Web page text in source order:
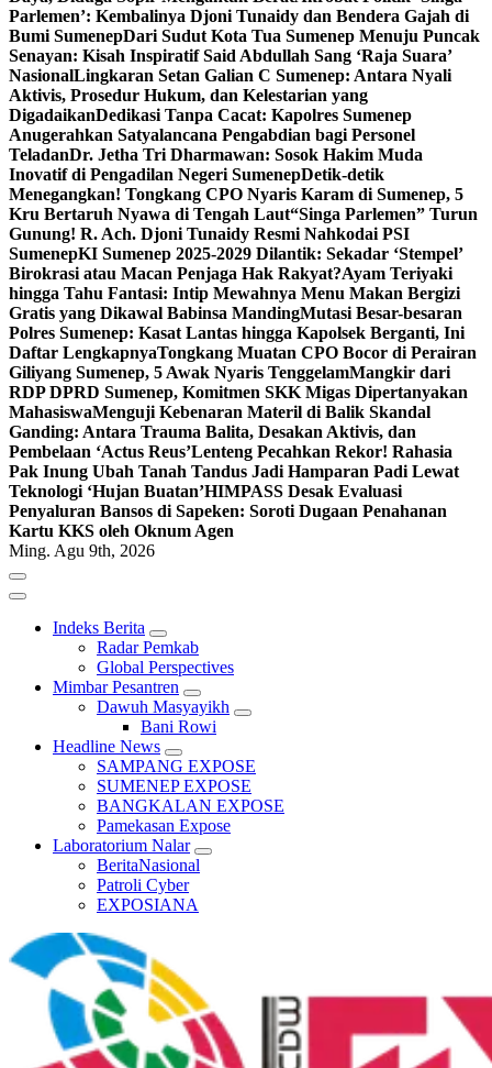
Parlemen’: Kembalinya Djoni Tunaidy dan Bendera Gajah di
Bumi SumenepDari Sudut Kota Tua Sumenep Menuju Puncak
Senayan: Kisah Inspiratif Said Abdullah Sang ‘Raja Suara’
NasionalLingkaran Setan Galian C Sumenep: Antara Nyali
Aktivis, Prosedur Hukum, dan Kelestarian yang
DigadaikanDedikasi Tanpa Cacat: Kapolres Sumenep
Anugerahkan Satyalancana Pengabdian bagi Personel
TeladanDr. Jetha Tri Dharmawan: Sosok Hakim Muda
Inovatif di Pengadilan Negeri SumenepDetik-detik
Menegangkan! Tongkang CPO Nyaris Karam di Sumenep, 5
Kru Bertaruh Nyawa di Tengah Laut“Singa Parlemen” Turun
Gunung! R. Ach. Djoni Tunaidy Resmi Nahkodai PSI
SumenepKI Sumenep 2025-2029 Dilantik: Sekadar ‘Stempel’
Birokrasi atau Macan Penjaga Hak Rakyat?Ayam Teriyaki
hingga Tahu Fantasi: Intip Mewahnya Menu Makan Bergizi
Gratis yang Dikawal Babinsa MandingMutasi Besar-besaran
Polres Sumenep: Kasat Lantas hingga Kapolsek Berganti, Ini
Daftar LengkapnyaTongkang Muatan CPO Bocor di Perairan
Giliyang Sumenep, 5 Awak Nyaris TenggelamMangkir dari
RDP DPRD Sumenep, Komitmen SKK Migas Dipertanyakan
MahasiswaMenguji Kebenaran Materil di Balik Skandal
Ganding: Antara Trauma Balita, Desakan Aktivis, dan
Pembelaan ‘Actus Reus’Lenteng Pecahkan Rekor! Rahasia
Pak Inung Ubah Tanah Tandus Jadi Hamparan Padi Lewat
Teknologi ‘Hujan Buatan’HIMPASS Desak Evaluasi
Penyaluran Bansos di Sapeken: Soroti Dugaan Penahanan
Kartu KKS oleh Oknum Agen
Ming. Agu 9th, 2026
Indeks Berita
Radar Pemkab
Global Perspectives
Mimbar Pesantren
Dawuh Masyayikh
Bani Rowi
Headline News
SAMPANG EXPOSE
SUMENEP EXPOSE
BANGKALAN EXPOSE
Pamekasan Expose
Laboratorium Nalar
BeritaNasional
Patroli Cyber
EXPOSIANA